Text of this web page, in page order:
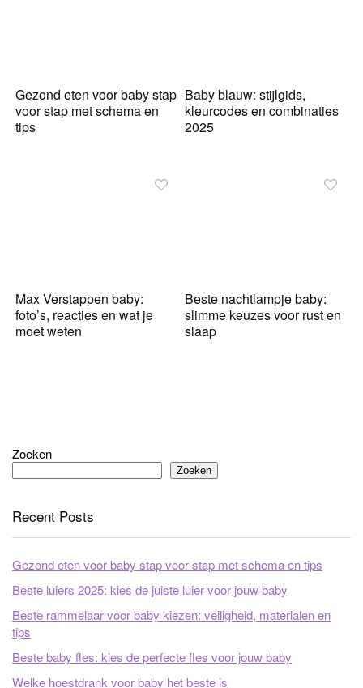
Gezond eten voor baby stap
voor stap met schema en
tips
Baby blauw: stijlgids,
kleurcodes en combinaties
2025
Max Verstappen baby:
foto’s, reacties en wat je
moet weten
Beste nachtlampje baby:
slimme keuzes voor rust en
slaap
Zoeken
Zoeken
Recent Posts
Gezond eten voor baby stap voor stap met schema en tips
Beste luiers 2025: kies de juiste luier voor jouw baby
Beste rammelaar voor baby kiezen: veiligheid, materialen en
tips
Beste baby fles: kies de perfecte fles voor jouw baby
Welke hoestdrank voor baby het beste is